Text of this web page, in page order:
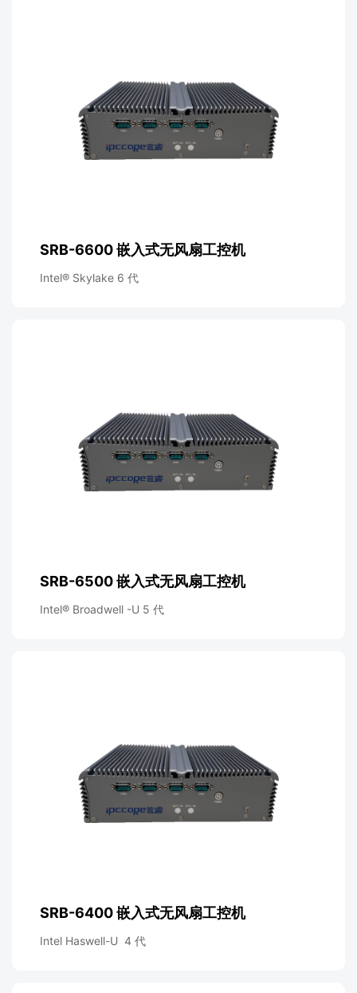
SRB-6600 嵌入式无风扇工控机
Intel® Skylake 6 代
SRB-6500 嵌入式无风扇工控机
Intel® Broadwell -U 5 代
SRB-6400 嵌入式无风扇工控机
Intel Haswell-U 4 代